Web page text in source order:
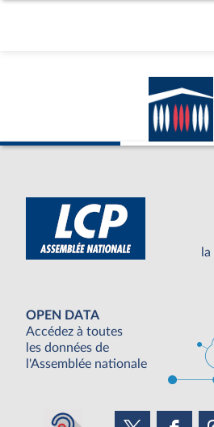
la
OPEN DATA
Accédez à toutes
les données de
l'Assemblée nationale